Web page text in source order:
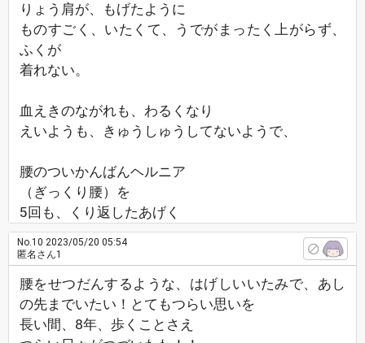
りょう肩が、もげたように
ものすごく、いたくて、うでがまったく上がらず、
ふくが
着れない。
血えきのながれも、わるくなり
えいようも、きゅうしゅうしてないようで、
腰のついかんばんヘルニア
（ぎっくり腰）を
5回も、くり返したあげく
No.10 2023/05/20 05:54
匿名さん1
腰をせつだんするような、はげしいいたみで、あし
の先までいたい！とてもつらい思いを
長い間、8年、歩くことさえ